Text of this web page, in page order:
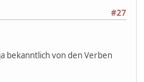
#27
bekanntlich von den Verben